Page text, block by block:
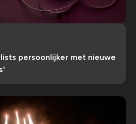
persoonlijker met nieuwe